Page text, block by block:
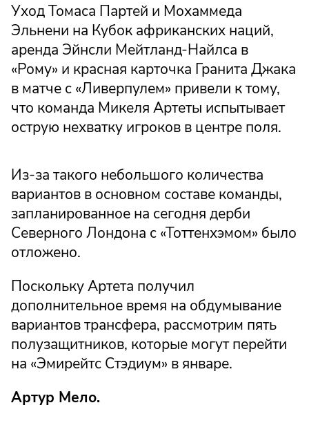
Уход Томаса Партей и Мохаммеда
Эльнени на Кубок африканских наций,
аренда Эйнсли Мейтланд-Найлса в
«Рому» и красная карточка Гранита Джака
в матче с «Ливерпулем» привели к тому,
что команда Микеля Артеты испытывает
острую нехватку игроков в центре поля.
Из-за такого небольшого количества
вариантов в основном составе команды,
запланированное на сегодня дерби
Северного Лондона с «Тоттенхэмом» было
отложено.
Поскольку Артета получил
дополнительное время на обдумывание
вариантов трансфера, рассмотрим пять
полузащитников, которые могут перейти
на «Эмирейтс Стэдиум» в январе.
Артур Мело.